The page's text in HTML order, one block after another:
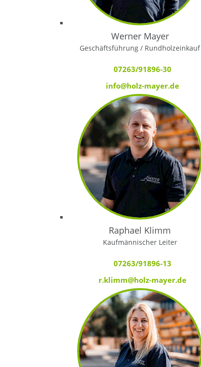
Werner Mayer
Geschäftsführung / Rundholzeinkauf
07263/91896-30
info@holz-mayer.de
Raphael Klimm
Kaufmännischer Leiter
07263/91896-13
r.klimm@holz-mayer.de